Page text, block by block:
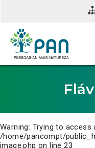
para
conteúdo
principal
da
Warning: Trying to
/home/pancompt/
image.php on line23